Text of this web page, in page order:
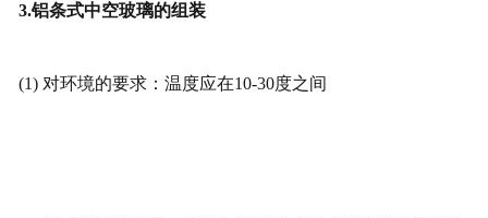
3.铝条式中空玻璃的组装
(1) 对环境的要求：温度应在10-30度之间